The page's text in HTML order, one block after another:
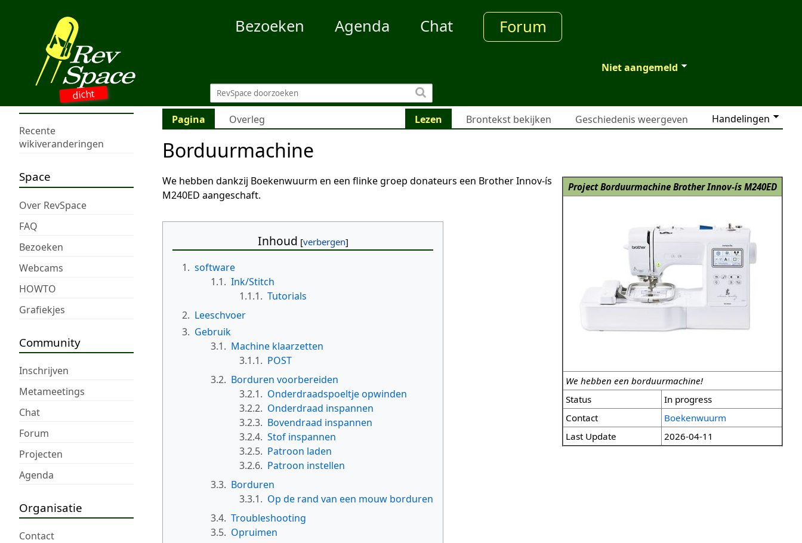
dicht
Bezoeken Agenda Chat Forum
Niet aangemeld
Recente
wikiveranderingen
Space
Over RevSpace
FAQ
Bezoeken
Webcams
HOWTO
Grafiekjes
Community
Inschrijven
Metameetings
Chat
Forum
Projecten
Agenda
Organisatie
Contact
Pagina Overleg Handelingen
Lezen Brontekst bekijken Geschiedenis weergeven
Borduurmachine
Project Borduurmachine Brother Innov-ís M240ED
We hebben een borduurmachine!
Status
In progress
Contact
Boekenwuurm
Last Update
2026-04-11
We hebben dankzij Boekenwuurm en een flinke groep donateurs een Brother Innov-ís
M240ED aangeschaft.
Inhoud
1. software
1.1. Ink/Stitch
1.1.1. Tutorials
2. Leeschvoer
3. Gebruik
3.1. Machine klaarzetten
3.1.1. POST
3.2. Borduren voorbereiden
3.2.1. Onderdraadspoeltje opwinden
3.2.2. Onderdraad inspannen
3.2.3. Bovendraad inspannen
3.2.4. Stof inspannen
3.2.5. Patroon laden
3.2.6. Patroon instellen
3.3. Borduren
3.3.1. Op de rand van een mouw borduren
3.4. Troubleshooting
3.5. Opruimen